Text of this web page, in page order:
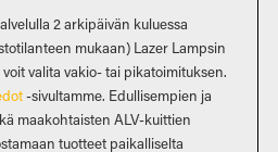
2 arkipäivän kuluessa
mukaan) Lazer Lampsin
valita vakio- tai pikatoimituksen.
-sivultamme. Edullisempien ja
maakohtaisten ALV-kuittien
tuotteet paikalliselta